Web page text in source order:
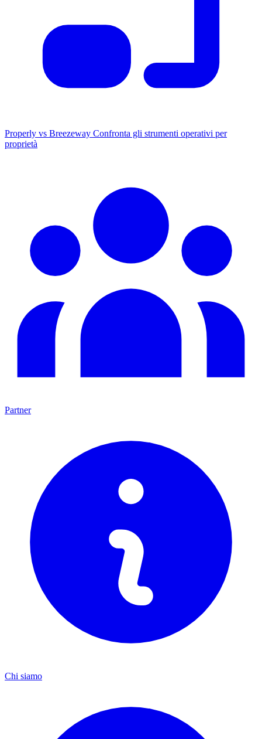
Properly vs Breezeway Confronta gli strumenti operativi per
proprietà
Partner
Chi siamo